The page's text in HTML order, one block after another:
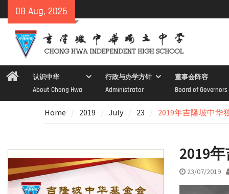
to
content
08 Aug, 2026
Home认识中华
About Chong Hwa
行政与办学方针
Administrator
董事会阵容
Board of Governors
Home 2019 July 23 2019年吉隆坡中华
2019
23/07/2019